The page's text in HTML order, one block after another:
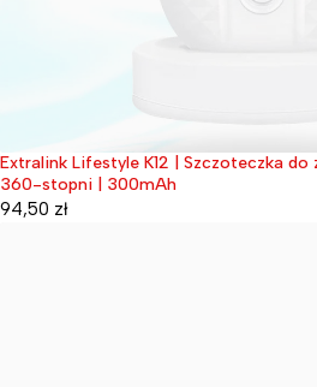
Wyprzedane
Extralink Lifestyle K12 | Szczoteczka do
360-stopni | 300mAh
94,50 zł